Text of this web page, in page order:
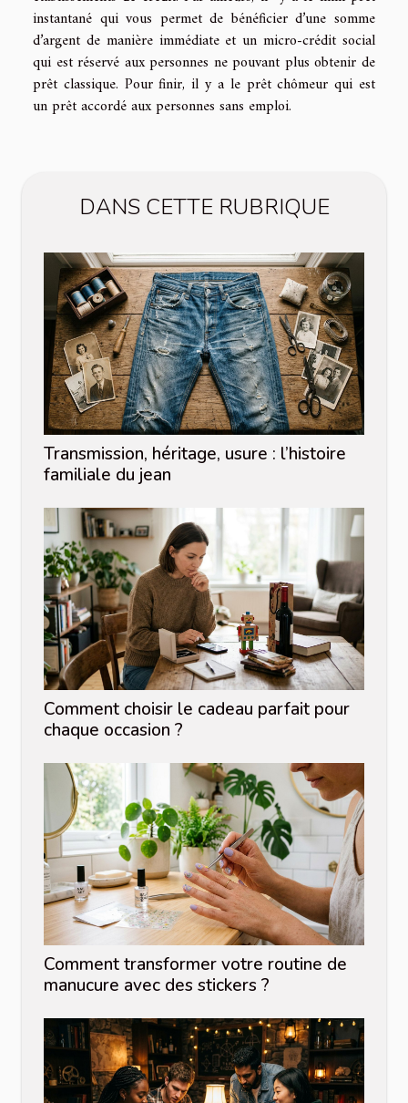
instantané qui vous permet de bénéficier d’une somme
d’argent de manière immédiate et un micro-crédit social
qui est réservé aux personnes ne pouvant plus obtenir de
prêt classique. Pour finir, il y a le prêt chômeur qui est
un prêt accordé aux personnes sans emploi.
DANS CETTE RUBRIQUE
Transmission, héritage, usure : l’histoire
familiale du jean
Comment choisir le cadeau parfait pour
chaque occasion ?
Comment transformer votre routine de
manucure avec des stickers ?